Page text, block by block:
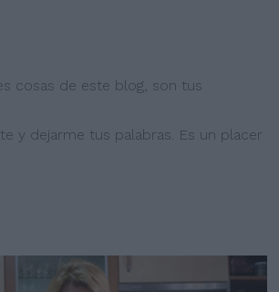
cosas de este blog, son tus
y dejarme tus palabras. Es un placer